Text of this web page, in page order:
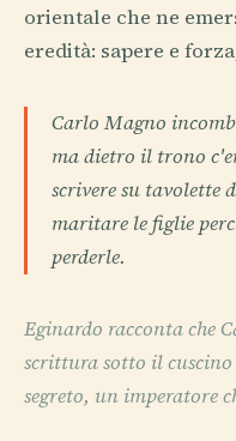
orientale che ne
eredità: sapere e
Carlo Magno
ma dietro il trono
scrivere su tavolette
maritare le figlie
perderle.
Eginardo racconta che
scrittura sotto il
segreto, un imperatore